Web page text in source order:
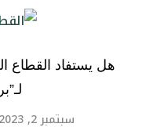
هل يستفاد القطاع
سبتمبر 2, 2023